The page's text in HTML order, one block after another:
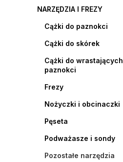
NARZĘDZIA I FREZY
Cążki do paznokci
Cążki do skórek
Cążki do wrastających
paznokci
Frezy
Nożyczki i obcinaczki
Pęseta
Podważasze i sondy
Pozostałe narzędzia